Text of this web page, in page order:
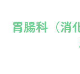
胃腸科（消